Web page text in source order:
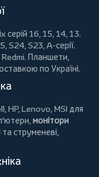
серій 16, 15, 14, 13.
S24, S23, A-серії.
Планшети,
по Україні.
,HP,Lenovo,MSI для
монітори
та струменеві,